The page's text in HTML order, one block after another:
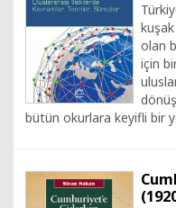
olan
için
bütün okurlara keyifli bir